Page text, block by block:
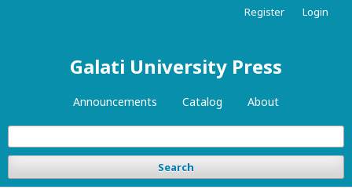
Galati University Press
Announcements Catalog About
Search
Register Login